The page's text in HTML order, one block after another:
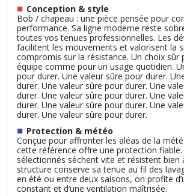
■ Conception & style
Bob / chapeau : une pièce pensée pour
performance. Sa ligne moderne reste
toutes vos tenues professionnelles. Les
facilitent les mouvements et valorisent la
compromis sur la résistance. Un choix sûr
équipe comme pour un usage quotidien.
pour durer. Une valeur sûre pour durer.
durer. Une valeur sûre pour durer. Une
durer. Une valeur sûre pour durer. Une
durer. Une valeur sûre pour durer. Une
durer. Une valeur sûre pour durer.
■ Protection & météo
Conçue pour affronter les aléas de la
cette référence offre une protection fiable.
sélectionnés sèchent vite et résistent bien
structure conserve sa tenue au fil des
en été ou entre deux saisons, on profite
constant et d’une ventilation maîtrisée.